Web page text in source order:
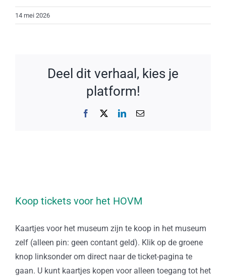
14 mei 2026
Deel dit verhaal, kies je
platform!
Facebook LinkedIn
E-
Koop tickets voor het HOVM
Kaartjes voor het museum zijn te koop in het museum
zelf (alleen pin: geen contant geld). Klik op de groene
knop linksonder om direct naar de ticket-pagina te
gaan. U kunt kaartjes kopen voor alleen toegang tot het